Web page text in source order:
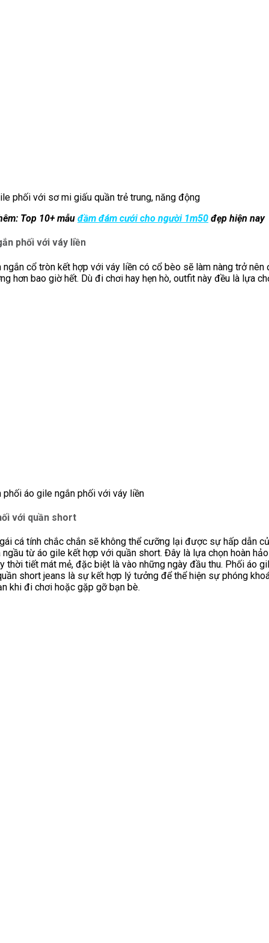
phối với sơ mi giấu quần trẻ trung, năng động
Top 10+ mẫu đầm đám cưới cho người 1m50 đẹp hiện nay
phối với váy liền
cổ tròn kết hợp với váy liền có cổ bèo sẽ làm nàng trở nên
hơn bao giờ hết. Dù đi chơi hay hẹn hò, outfit này đều là lựa
phối áo gile ngắn phối với váy liền
với quần short
cá tính chắc chắn sẽ không thể cưỡng lại được sự hấp dẫn
từ áo gile kết hợp với quần short. Đây là lựa chọn hoàn
thời tiết mát mẻ, đặc biệt là vào những ngày đầu thu. Phối áo
short jeans là sự kết hợp lý tưởng để thể hiện sự phóng
khi đi chơi hoặc gặp gỡ bạn bè.